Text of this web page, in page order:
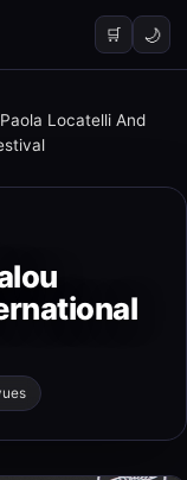
🛒 🌙
Paola Locatelli And